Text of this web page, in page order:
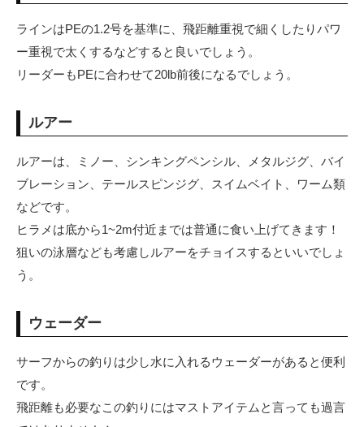
ラインはPEの1.2号を基準に、飛距離重視で細くしたりパワ
ー重視で太くするなどすると良いでしょう。
リーダーもPEに合わせて20lb前後になるでしょう。
ルアー
ルアーは、ミノー、シンキングペンシル、メタルジグ、バイ
ブレーション、テールスピンジグ、スイムベイト、ワーム類
などです。
ヒラメは底から1~2m付近までは普通に食い上げてきます！
狙いの泳層なども考慮しルアーをチョイスするといいでしょ
う。
ウェーダー
サーフからの釣りは少し水に入れるウェーダーがあると便利
です。
飛距離も必要なこの釣りにはマストアイテムと言っても過言